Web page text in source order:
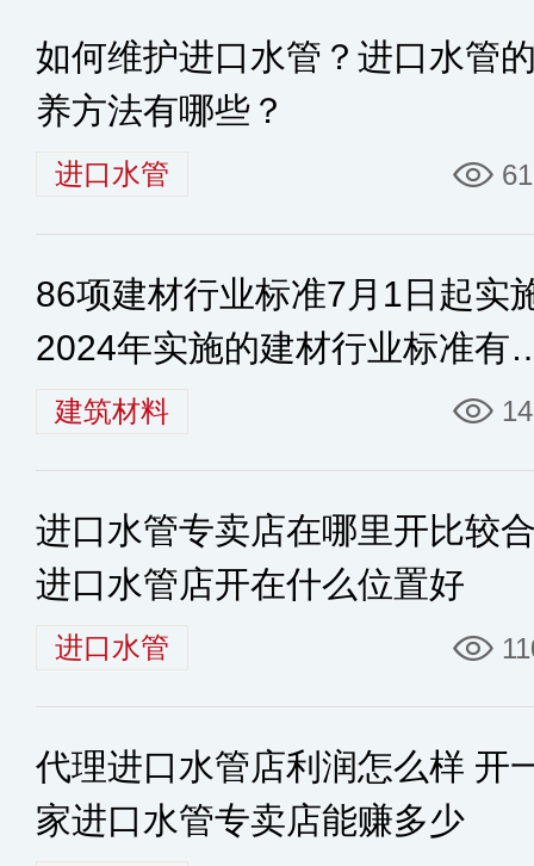
如何维护进口水管？进口水管
养方法有哪些？
进口水管 61
86项建材行业标准7月1日起实
2024年实施的建材行业标准有
些建筑材料
进口水管专卖店在哪里开比较
进口水管店开在什么位置好
进口水管
代理进口水管店利润怎么样 开
家进口水管专卖店能赚多少